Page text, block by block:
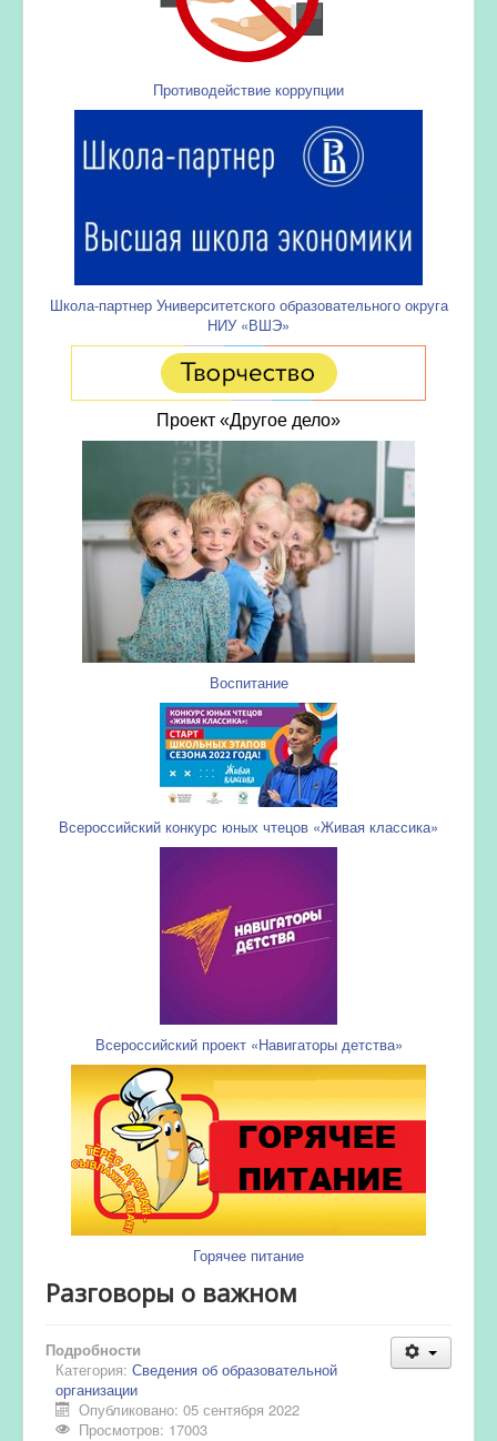
Противодействие коррупции
Школа-партнер Университетского образовательного округа
НИУ «ВШЭ»
Проект «Другое дело»
Воспитание
Всероссийский конкурс юных чтецов «Живая классика»
Всероссийский проект «Навигаторы детства»
Горячее питание
Разговоры о важном
Подробности
Категория: Сведения об образовательной
организации
Опубликовано: 05 сентября 2022
Просмотров: 17003